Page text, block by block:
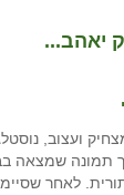
יאהב...
ועצוב,
תמונה שמצאה
לאחר